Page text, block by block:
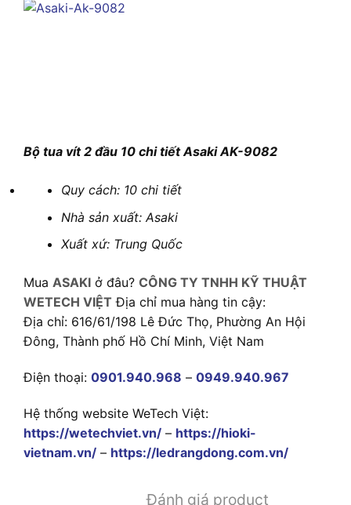
Bộ tua vít 2 đầu 10 chi tiết Asaki AK-9082
Quy cách: 10 chi tiết
Nhà sản xuất: Asaki
Xuất xứ: Trung Quốc
Mua ASAKI ở đâu? CÔNG TY TNHH KỸ THUẬT
WETECH VIỆT Địa chỉ mua hàng tin cậy:
Địa chỉ: 616/61/198 Lê Đức Thọ, Phường An Hội
Đông, Thành phố Hồ Chí Minh, Việt Nam
Điện thoại: 0901.940.968 – 0949.940.967
Hệ thống website WeTech Việt:
https://wetechviet.vn/ – https://hioki-
vietnam.vn/ – https://ledrangdong.com.vn/
Đánh giá product